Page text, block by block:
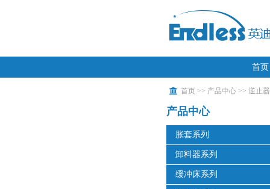
首页
首页 >> 产品中心 >> 逆止
产品中心
胀套系列
卸料器系列
缓冲床系列